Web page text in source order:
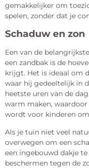
gemakkelijker om
spelen, zonder dat je
Schaduw en zon
Een van de
een zandbak is de
krijgt. Het is ideaal om
waar hij gedeeltelijk in
heetste uren van de
warm maken,
wordt voor kinderen
Als je tuin niet veel
overwegen om een
een ingebouwd dakje
beschermen tegen de